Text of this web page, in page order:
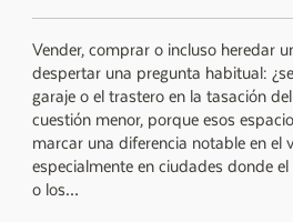
Vender, comprar o incluso heredar
despertar una pregunta habitual:
garaje o el trastero en la tasación
cuestión menor, porque esos
marcar una diferencia notable en el
especialmente en ciudades donde
o los…